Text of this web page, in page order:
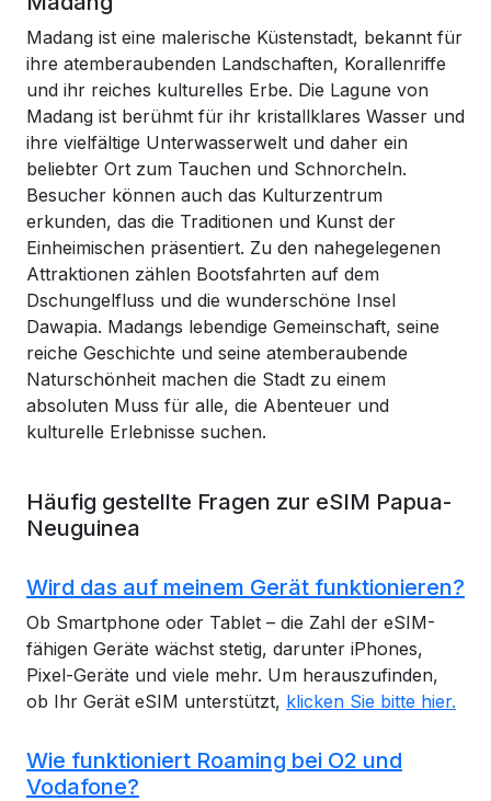
Madang ist eine malerische Küstenstadt, bekannt für
ihre atemberaubenden Landschaften, Korallenriffe
und ihr reiches kulturelles Erbe. Die Lagune von
Madang ist berühmt für ihr kristallklares Wasser und
ihre vielfältige Unterwasserwelt und daher ein
beliebter Ort zum Tauchen und Schnorcheln.
Besucher können auch das Kulturzentrum
erkunden, das die Traditionen und Kunst der
Einheimischen präsentiert. Zu den nahegelegenen
Attraktionen zählen Bootsfahrten auf dem
Dschungelfluss und die wunderschöne Insel
Dawapia. Madangs lebendige Gemeinschaft, seine
reiche Geschichte und seine atemberaubende
Naturschönheit machen die Stadt zu einem
absoluten Muss für alle, die Abenteuer und
kulturelle Erlebnisse suchen.
Häufig gestellte Fragen zur eSIM Papua-
Neuguinea
Wird das auf meinem Gerät funktionieren?
Ob Smartphone oder Tablet – die Zahl der eSIM-
fähigen Geräte wächst stetig, darunter iPhones,
Pixel-Geräte und viele mehr. Um herauszufinden,
ob Ihr Gerät eSIM unterstützt, klicken Sie bitte hier.
Wie funktioniert Roaming bei O2 und
Vodafone?